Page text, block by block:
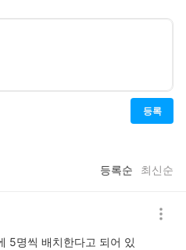
등록
등록순 최신순
5명씩 배치한다고 되어 있